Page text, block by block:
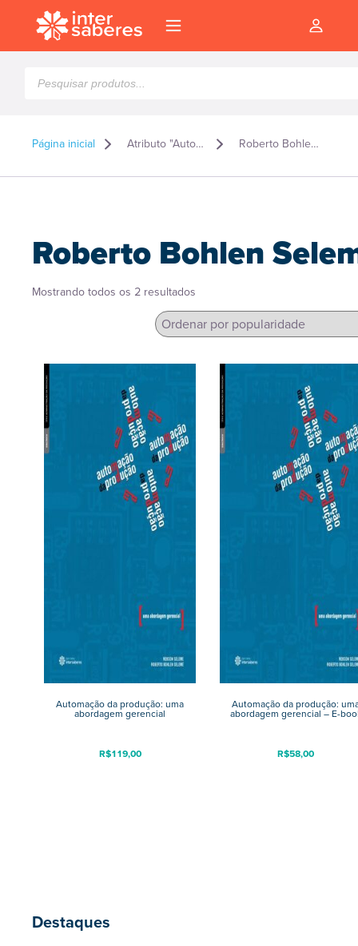
produtos
Página inicial Atributo "Autor" de produto Roberto Bohlen Seleme
Destaques
Roberto Bohlen
Mostrando todos os 2 resultados
popularidade
Automação da produção: uma
abordagem gerencial
R$119,00
Automação da produção:
abordagem gerencial – E-
R$58,00